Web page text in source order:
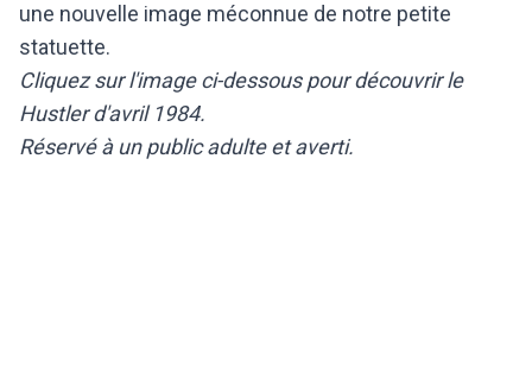
une nouvelle image méconnue de notre petite
statuette.
Cliquez sur l'image ci-dessous pour découvrir le
Hustler d'avril 1984.
Réservé à un public adulte et averti.